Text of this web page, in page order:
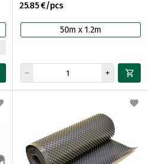
25.85 €/pcs
50m x 1.2m